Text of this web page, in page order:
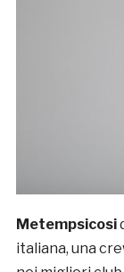
Metempsicosi
italiana, una